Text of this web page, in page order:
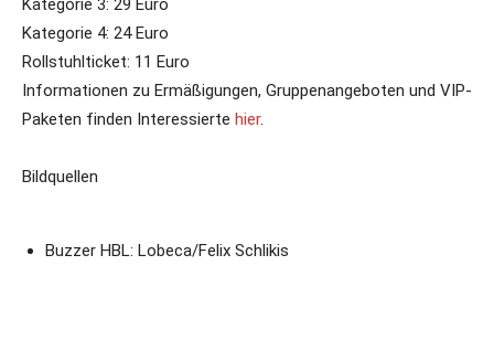
Kategorie 3: 29 Euro
Kategorie 4: 24 Euro
Rollstuhlticket: 11 Euro
Informationen zu Ermäßigungen, Gruppenangeboten und VIP-
Paketen finden Interessierte hier.
Bildquellen
Buzzer HBL: Lobeca/Felix Schlikis